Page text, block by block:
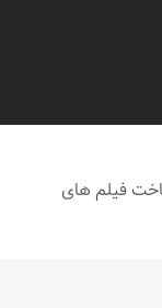
فیلم های